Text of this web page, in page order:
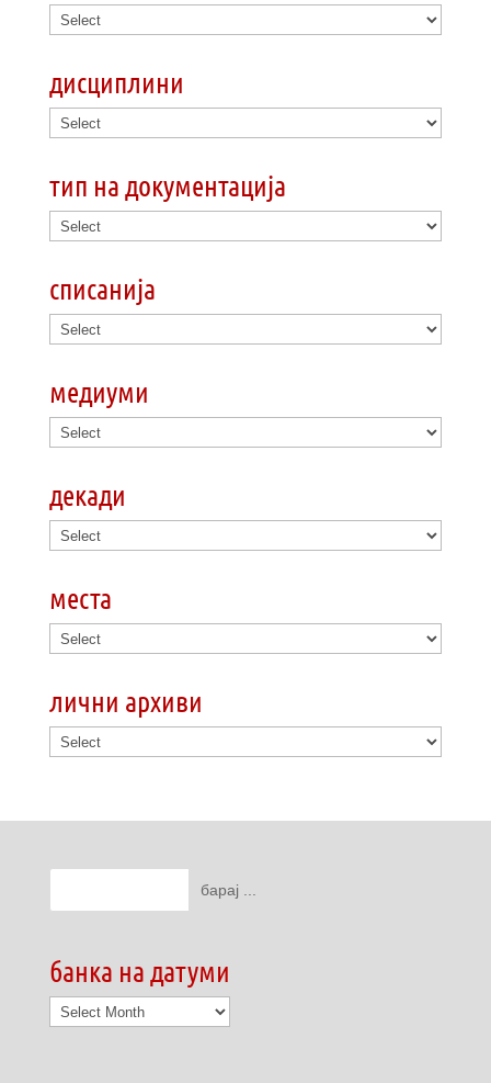
дисциплини
тип на документација
списанија
медиуми
декади
места
лични архиви
банка на датуми
банка
на